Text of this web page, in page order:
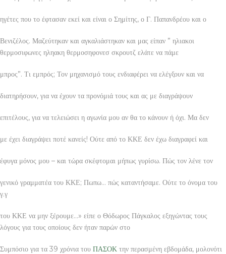
ηγέτες που το έφτασαν εκεί και είναι ο Σημίτης, ο Γ. Παπανδρέου και ο
Βενιζέλος. Μαζεύτηκαν και αγκαλιάστηκαν και μας είπαν ” ηλιακοι
θερμοσιφωνες ηληακη θερμοσηφονεσ σκρουτζ ελάτε να πάμε
μπρος”. Τι εμπρός; Τον μηχανισμό τους ενδιαφέρει να ελέγξουν και να
διατηρήσουν, για να έχουν τα προνόμιά τους και ας με διαγράψουν
επιτέλους, για να τελειώσει η αγωνία μου αν θα το κάνουν ή όχι. Μα δεν
με έχει διαγράψει ποτέ κανείς! Ούτε από το ΚΚΕ δεν έχω διαγραφεί και
έφυγα μόνος μου – και τώρα σκέφτομαι μήπως γυρίσω. Πώς τον λένε τον
γενικό γραμματέα του ΚΚΕ; Πωπω… πώς καταντήσαμε. Ούτε το όνομα του
γ.γ
του ΚΚΕ να μην ξέρουμε…» είπε ο Θόδωρος Πάγκαλος εξηγώντας τους
λόγους για τους οποίους δεν ήταν παρών στο
Συμπόσιο για τα 39 χρόνια του ΠΑΣΟΚ την περασμένη εβδομάδα, μολονότι